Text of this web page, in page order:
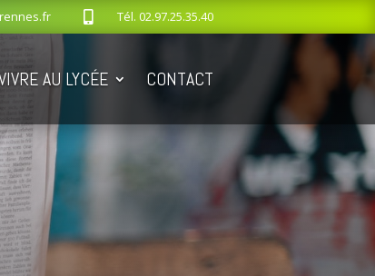
rennes.fr Tél. 02.97.25.35.40
AU LYCÉE CONTACT